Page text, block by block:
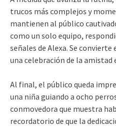
trucos más complejos y
mantienen al público
como un solo equipo,
señales de Alexa. Se convierte
una celebración de la
Al final, el público queda
una niña guiando a ocho
conmovedora que muestra
recordatorio de que la